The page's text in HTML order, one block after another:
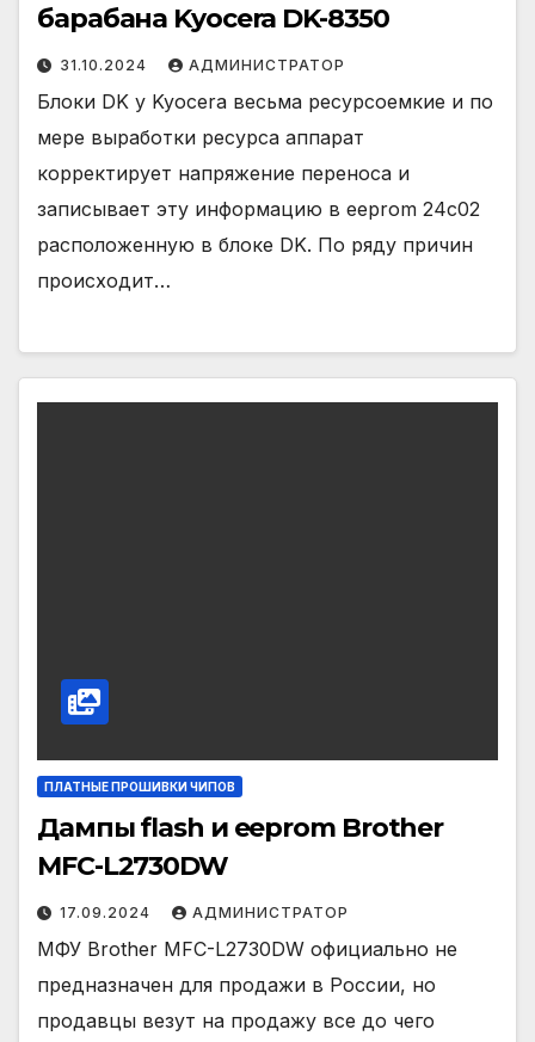
барабана Kyocera DK-8350
31.10.2024 АДМИНИСТРАТОР
Блоки DK у Kyocera весьма ресурсоемкие и по
мере выработки ресурса аппарат
корректирует напряжение переноса и
записывает эту информацию в eeprom 24c02
расположенную в блоке DK. По ряду причин
происходит…
ПЛАТНЫЕ ПРОШИВКИ ЧИПОВ
Дампы flash и eeprom Brother
MFC-L2730DW
17.09.2024 АДМИНИСТРАТОР
МФУ Brother MFC-L2730DW официально не
предназначен для продажи в России, но
продавцы везут на продажу все до чего